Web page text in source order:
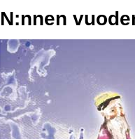
N:nnen